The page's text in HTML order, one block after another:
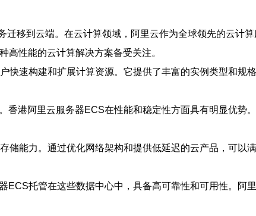
移到云端。在云计算领域，阿里云作为全球领先的云计
性能的云计算解决方案备受关注。
快速构建和扩展计算资源。它提供了丰富的实例类型和规
港阿里云服务器ECS在性能和稳定性方面具有明显优势。
能力。通过优化网络架构和提供低延迟的云产品，可以
ECS托管在这些数据中心中，具备高可靠性和可用性。阿